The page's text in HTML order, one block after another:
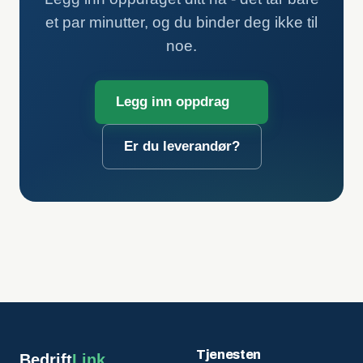
et par minutter, og du binder deg ikke til
noe.
Legg inn oppdrag
Er du leverandør?
Tjenesten